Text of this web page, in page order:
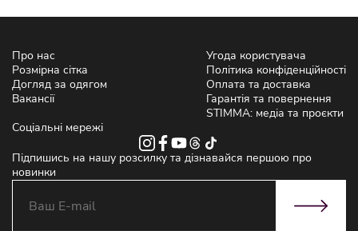
Про нас
Розмірна сітка
Догляд за одягом
Вакансії
Угода користувача
Політика конфіденційності
Оплата та доставка
Гарантія та повернення
STIMMA: медіа та проєкти
Соціальні мережі
Підпишись на нашу розсилку та дізнавайся першою про
новинки